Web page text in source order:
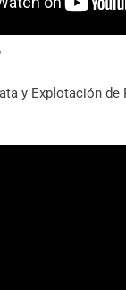
y Explotación de